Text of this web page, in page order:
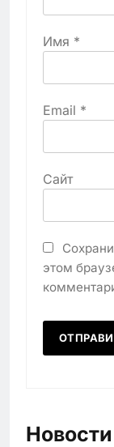
Имя *
Email *
Сайт
этом